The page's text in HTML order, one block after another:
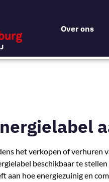
Over ons
het verkopen of verhuren
beschikbaar te
aan hoe energiezuinig en